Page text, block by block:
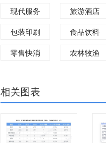
现代服务
旅游酒店
包装印刷
食品饮料
零售快消
农林牧渔
相关图表